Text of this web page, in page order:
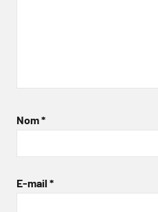
Nom*
E-mail *